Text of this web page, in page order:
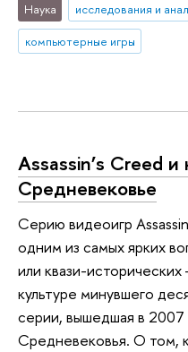
Наука исследования и
компьютерные игры
Assassin’s Creed
Средневековье
Серию видеоигр
одним из самых ярких
или квази-
культуре минувшего
серии, вышедшая в 2007
Средневековья. О том,